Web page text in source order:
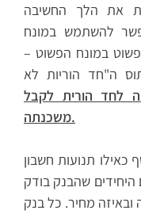
את הלך החשיבה
להשתמש במונח
במונח הפשוט –
ה"חד הוריות לא
לחד הורית לקבל
משכנתה.
תנועות חשבון
שהבנק בודק
מחיר. כל בנק